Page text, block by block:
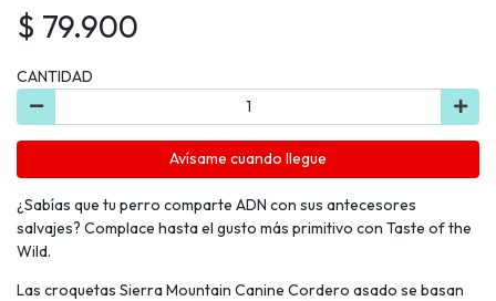
$ 79.900
CANTIDAD
Avísame cuando llegue
¿Sabías que tu perro comparte ADN con sus antecesores
salvajes? Complace hasta el gusto más primitivo con Taste of the
Wild.
Las croquetas Sierra Mountain Canine Cordero asado se basan